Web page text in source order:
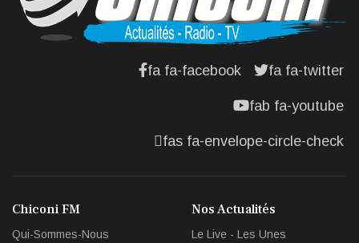
fa fa-facebook fa fa-twitter
fab fa-youtube
fas fa-envelope-circle-check
Chiconi FM
Qui-Sommes-Nous
Nos Actualités
Le Live - Les Unes